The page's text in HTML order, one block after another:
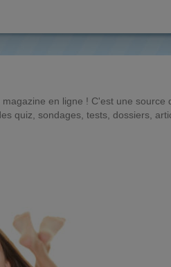
en ligne ! C'est une
quiz, sondages, tests, dossiers,